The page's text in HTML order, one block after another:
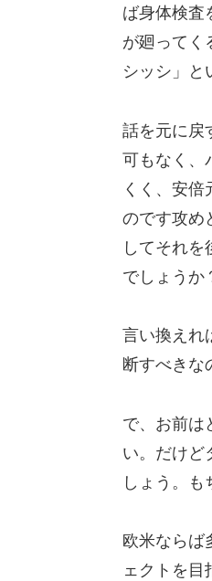
ば身体検査
が廻ってく
シッシ」と
話を元に戻
可もなく、
くく、安
のです攻め
してそれ
でしょうか
言い換えれ
断すべきな
で、お前は
い。だけど
しょう。も
欧米ならば
ェクトを目